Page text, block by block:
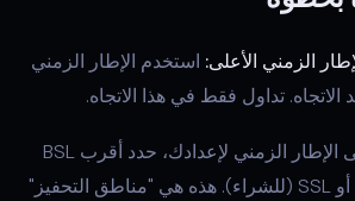
استخدم الإطار الزمني
الاتجاه. تداول فقط في هذا الاتجاه.
على الإطار الزمني لإعدادك، حدد أقرب BSL
غير ممسوحة (للبيع) أو SSL (للشراء). هذه هي "مناطق التحفيز"